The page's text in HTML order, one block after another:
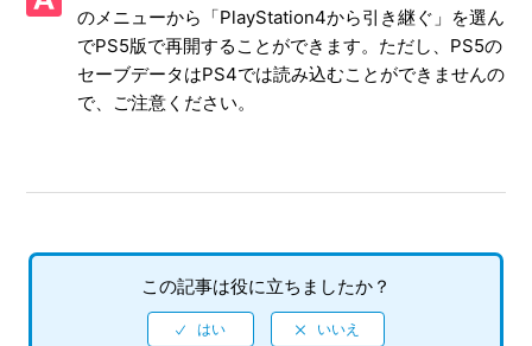
【PS4/龍が如く 維新！極】何をしたらいいか、どこへ行け
ばいいか、わからない時はどうすればいいですか、バトルで
勝てない場合はどうすればいいでしょうか
どで、目的の場所に行ってもイベントが発生しません
【PS4/龍が如く 維新！極】先にストーリーを進めた事によ
って、二度と行えなくなるサブイベントなどはありますか
のメニューから「PlayStation4から引き継ぐ」を選ん
でPS5版で再開することができます。ただし、PS5の
セーブデータはPS4では読み込むことができませんの
で、ご注意ください。
この記事は役に立ちましたか？